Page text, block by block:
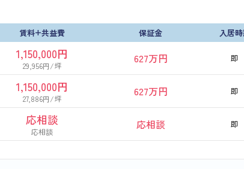
賃料+共益費 保証金 入居
1,150,000円
29,956円/坪
627万円 即
1,150,000円
27,886円/坪
627万円 即
応相談
応相談
応相談 即